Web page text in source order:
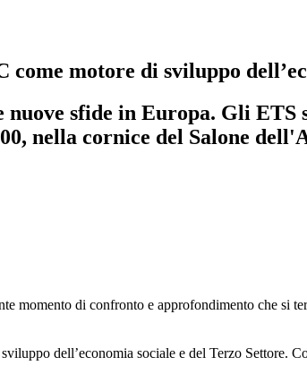
motore di sviluppo
sfide in Europa. Gli
nella cornice del Salone
momento di confronto e approfondimento che si
dell’economia sociale e del Terzo Settore.